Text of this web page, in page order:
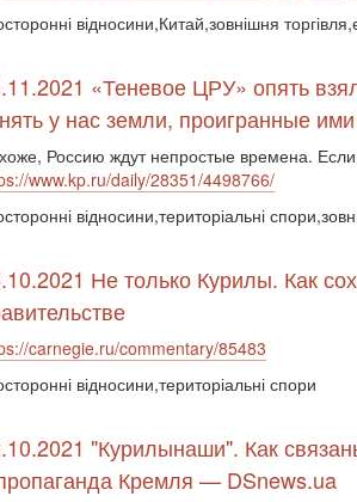
відносини,Китай,зовнішня
«Теневое ЦРУ» опять
у нас земли, проигранные
Россию ждут непростые времена.
www.kp.ru/daily/28351/4498766/
відносини,територіальні
Не только Курилы. Как
carnegie.ru/commentary/85483
відносини,територіальні спори
"Курилынаши". Как
Кремля — DSnews.ua